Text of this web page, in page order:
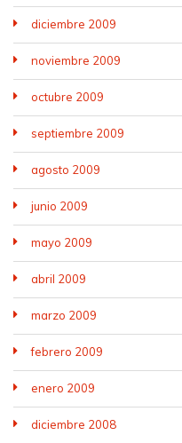
diciembre 2009
noviembre 2009
octubre 2009
septiembre 2009
agosto 2009
junio 2009
mayo 2009
abril 2009
marzo 2009
febrero 2009
enero 2009
diciembre 2008